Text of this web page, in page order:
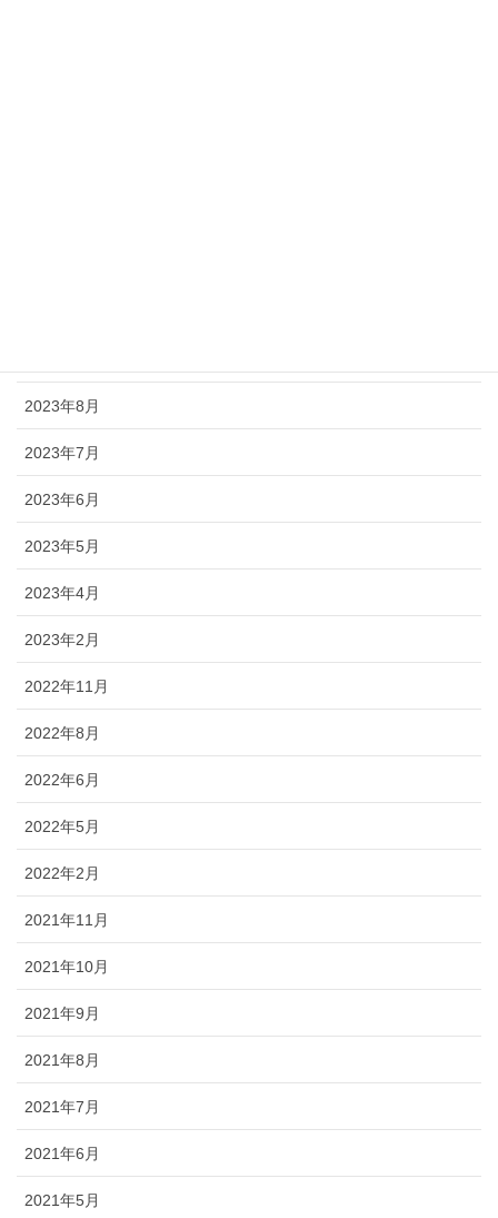
2023年8月
2023年7月
2023年6月
2023年5月
2023年4月
2023年2月
2022年11月
2022年8月
2022年6月
2022年5月
2022年2月
2021年11月
2021年10月
2021年9月
2021年8月
2021年7月
2021年6月
2021年5月